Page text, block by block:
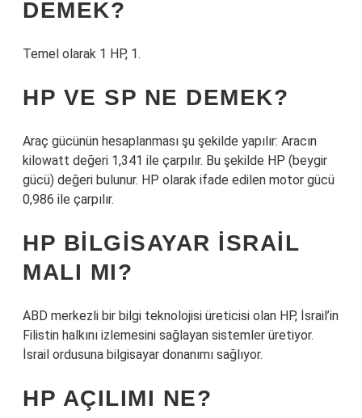
DEMEK?
Temel olarak 1 HP, 1.
HP VE SP NE DEMEK?
Araç gücünün hesaplanması şu şekilde yapılır: Aracın
kilowatt değeri 1,341 ile çarpılır. Bu şekilde HP (beygir
gücü) değeri bulunur. HP olarak ifade edilen motor gücü
0,986 ile çarpılır.
HP BILGISAYAR İSRAIL
MALI MI?
ABD merkezli bir bilgi teknolojisi üreticisi olan HP, İsrail’in
Filistin halkını izlemesini sağlayan sistemler üretiyor.
İsrail ordusuna bilgisayar donanımı sağlıyor.
HP AÇILIMI NE?